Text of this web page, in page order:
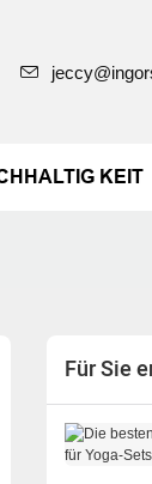
KEIT
Für Sie